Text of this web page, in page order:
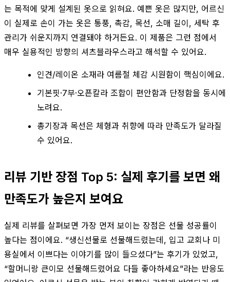
는 목적에 맞게 설계된 옷으로 읽혀요. 예쁜 옷은 많지만, 어르신
이 실제로 손이 가는 옷은 통풍, 촉감, 목선, 소매 길이, 세탁 후
관리가 쉬운지까지 연결돼야 하거든요. 이 제품은 그런 점에서
매우 실용적인 방향의 셔츠블라우스라고 해석할 수 있어요.
인견/레이온 소재라 여름철 체감 시원함이 핵심이에요.
기본핏·7부·오픈칼라 조합이 편안함과 단정함을 동시에
노려요.
총기장과 목선은 체형과 취향에 따라 만족도가 달라질
수 있어요.
리뷰 기반 장점 Top 5: 실제 후기를 보면 왜
만족도가 높은지 보여요
실제 리뷰를 살펴보면 가장 먼저 보이는 장점은 선물 성공률이
높다는 점이에요. “생신선물로 선물해드렸는데, 입고 교회나 미
용실에서 이쁘다는 이야기를 많이 들으셨다”는 후기가 있었고,
“할머니랑 큰이모 선물해드렸어요 다들 좋아하세요”라는 반응도